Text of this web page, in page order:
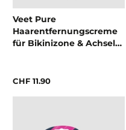
Veet Pure
Haarentfernungscreme
für Bikinizone & Achseln
CHF 11.90